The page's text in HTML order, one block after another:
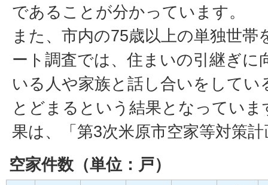
であることが分かっています。
また、市内の75歳以上の単独世
ート調査では、住まいの引継ぎに
いる人や家族と話し合いをしてい
とどまるという結果となっていま
果は、「第3次米原市空家等対策
空家件数（単位：戸）